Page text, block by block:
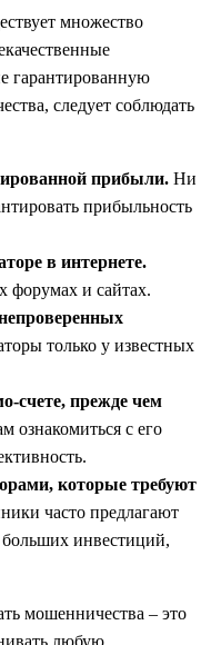
множество
гарантированную
следует соблюдать
прибыли. Ни
прибыльность
в интернете.
форумах и сайтах.
только у известных
счете, прежде чем
ознакомиться с его
которые требуют
часто предлагают
инвестиций,
мошенничества – это
любую